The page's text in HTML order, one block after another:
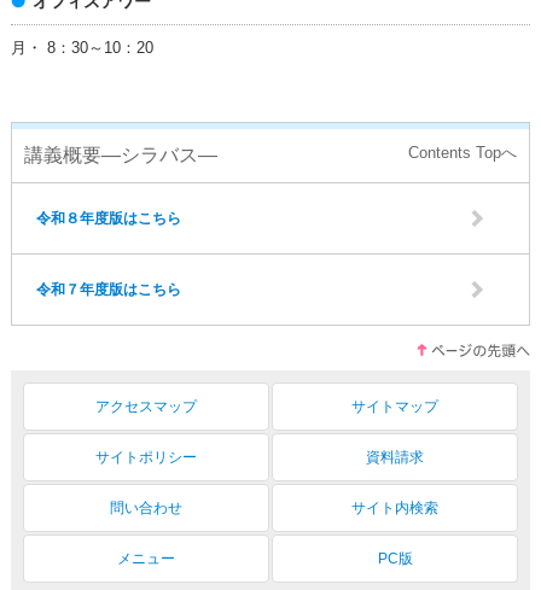
月・ 8：30～10：20
講義概要―シラバス―
令和８年度版はこちら
令和７年度版はこちら
アクセスマップ サイトマップ
サイトポリシー 資料請求
問い合わせ サイト内検索
メニュー PC版